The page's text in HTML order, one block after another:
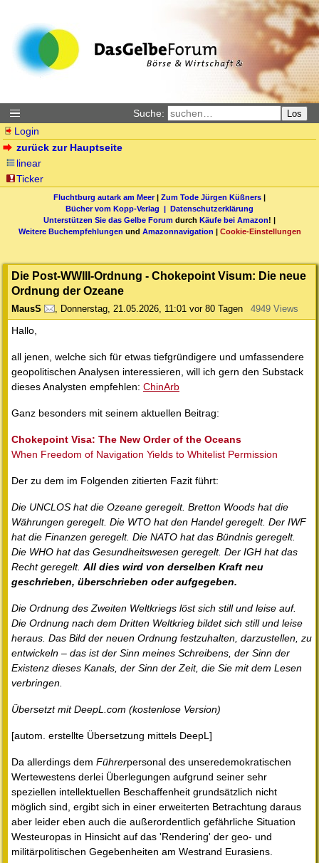
Suche: Los
Login
zurück zur Hauptseite
linear
Ticker
Fluchtburg autark am Meer| Zum Tode Jürgen Küßners |
Bücher vom Kopp-Verlag | Datenschutzerklärung
Unterstützen Sie das Gelbe Forum durch Käufe bei Amazon! |
Weitere Buchempfehlungen und Amazonnavigation | Cookie-Einstellungen
Die Post-WWIII-Ordnung - Chokepoint Visum: Die neue
Ordnung der Ozeane
MausS , Donnerstag, 21.05.2026, 11:01 vor 80 Tagen 4949 Views
Hallo,
all jenen, welche sich für etwas tiefgründigere und umfassendere
geopolitischen Analysen interessieren, will ich gern den Substack
dieses Analysten empfehlen: ChinArb
Ganz besonders mit seinem aktuellen Beitrag:
Chokepoint Visa: The New Order of the Oceans
When Freedom of Navigation Yields to Whitelist Permission
Der zu dem im Folgenden zitierten Fazit führt:
Die UNCLOS hat die Ozeane geregelt. Bretton Woods hat die
Währungen geregelt. Die WTO hat den Handel geregelt. Der IWF
hat die Finanzen geregelt. Die NATO hat das Bündnis geregelt.
Die WHO hat das Gesundheitswesen geregelt. Der IGH hat das
Recht geregelt. All dies wird von derselben Kraft neu
geschrieben, überschrieben oder aufgegeben.
Die Ordnung des Zweiten Weltkriegs löst sich still und leise auf.
Die Ordnung nach dem Dritten Weltkrieg bildet sich still und leise
heraus. Das Bild der neuen Ordnung festzuhalten, darzustellen, zu
entwickeln – das ist der Sinn meines Schreibens, der Sinn der
Existenz dieses Kanals, der Sinn der Zeit, die Sie mit dem Lesen
verbringen.
Übersetzt mit DeepL.com (kostenlose Version)
[autom. erstellte Übersetzung mittels DeepL]
Da allerdings dem Führerpersonal des unseredemokratischen
Wertewestens derlei Überlegungen aufgrund seiner sehr
speziellen intellektuellen Beschaffenheit grundsätzlich nicht
möglich sind, ergibt sich in einer erweiterten Betrachtung daraus
aber leider eben auch die außerordentlich gefährliche Situation
Westeuropas in Hinsicht auf das 'Rendering' der geo- und
militärpolitischen Gegebenheiten am Westrand Eurasiens.